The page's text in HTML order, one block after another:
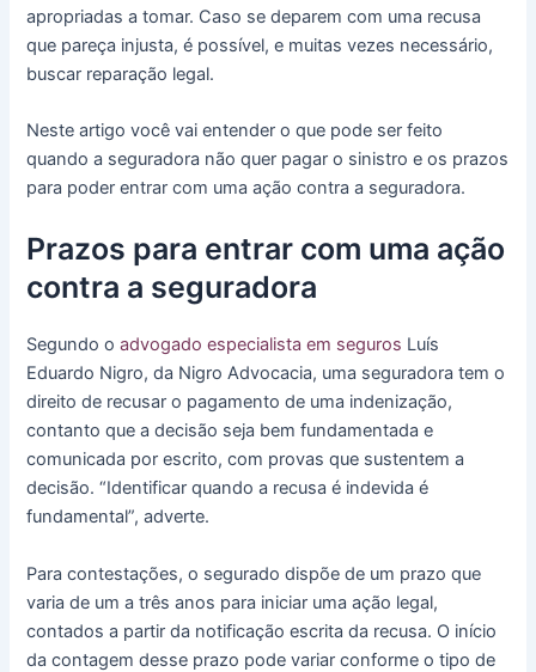
apropriadas a tomar. Caso se deparem com uma recusa
que pareça injusta, é possível, e muitas vezes necessário,
buscar reparação legal.
Neste artigo você vai entender o que pode ser feito
quando a seguradora não quer pagar o sinistro e os prazos
para poder entrar com uma ação contra a seguradora.
Prazos para entrar com uma ação
contra a seguradora
Segundo oadvogado especialista em seguros Luís
Eduardo Nigro, da Nigro Advocacia, uma seguradora tem o
direito de recusar o pagamento de uma indenização,
contanto que a decisão seja bem fundamentada e
comunicada por escrito, com provas que sustentem a
decisão. “Identificar quando a recusa é indevida é
fundamental”, adverte.
Para contestações, o segurado dispõe de um prazo que
varia de um a três anos para iniciar uma ação legal,
contados a partir da notificação escrita da recusa. O início
da contagem desse prazo pode variar conforme o tipo de